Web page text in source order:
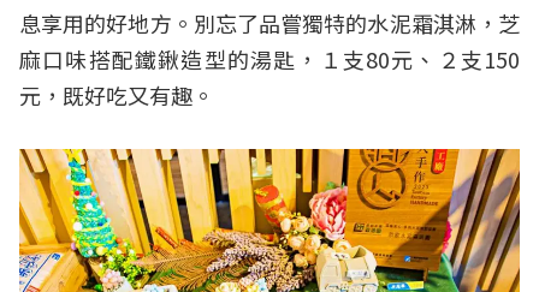
息享用的好地方。別忘了品嘗獨特的水泥霜淇淋，芝
麻口味搭配鐵鍬造型的湯匙，１支80元、２支150
元，既好吃又有趣。